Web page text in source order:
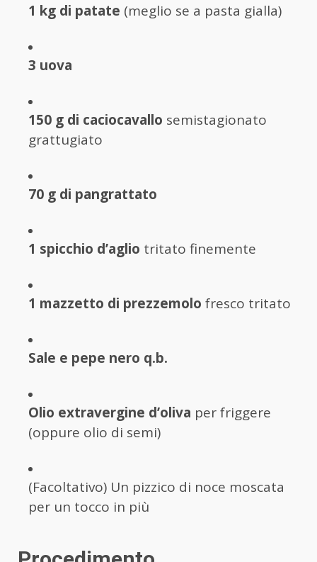
1 kg di patate (meglio se a pasta gialla)
3 uova
150 g di caciocavallo semistagionato
grattugiato
70 g di pangrattato
1 spicchio d’aglio tritato finemente
1 mazzetto di prezzemolo fresco tritato
Sale e pepe nero q.b.
Olio extravergine d’oliva per friggere
(oppure olio di semi)
(Facoltativo) Un pizzico di noce moscata
per un tocco in più